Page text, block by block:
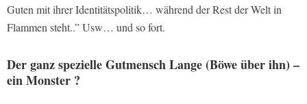
Guten mit ihrer Identitätspolitik… während der Rest der Welt in
Flammen steht..” Usw… und so fort.
Der ganz spezielle Gutmensch Lange (Böwe über ihn) –
ein Monster ?